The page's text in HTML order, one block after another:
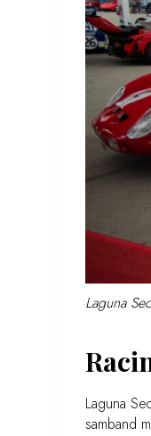
Laguna
Laguna
samband